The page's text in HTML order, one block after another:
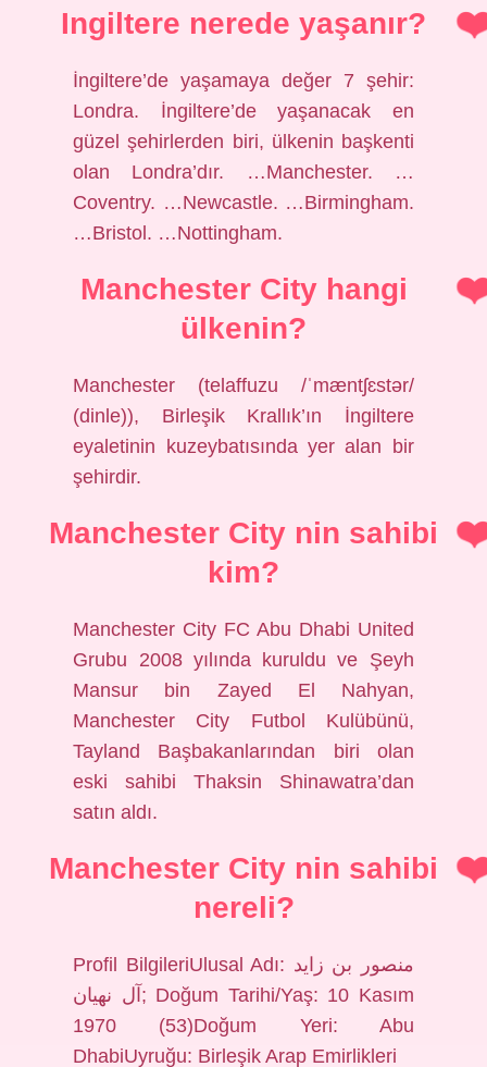
Ingiltere nerede yaşanır?
İngiltere’de yaşamaya değer 7 şehir:
Londra. İngiltere’de yaşanacak en
güzel şehirlerden biri, ülkenin başkenti
olan Londra’dır. …Manchester. …
Coventry. …Newcastle. …Birmingham.
…Bristol. …Nottingham.
Manchester City hangi
ülkenin?
Manchester (telaffuzu /ˈmæntʃɛstər/
(dinle)), Birleşik Krallık’ın İngiltere
eyaletinin kuzeybatısında yer alan bir
şehirdir.
Manchester City nin sahibi
kim?
Manchester City FC Abu Dhabi United
Grubu 2008 yılında kuruldu ve Şeyh
Mansur bin Zayed El Nahyan,
Manchester City Futbol Kulübünü,
Tayland Başbakanlarından biri olan
eski sahibi Thaksin Shinawatra’dan
satın aldı.
Manchester City nin sahibi
nereli?
Profil BilgileriUlusal Adı: منصور بن زايد
آل نهيان; Doğum Tarihi/Yaş: 10 Kasım
1970 (53)Doğum Yeri: Abu
DhabiUyruğu: Birleşik Arap Emirlikleri